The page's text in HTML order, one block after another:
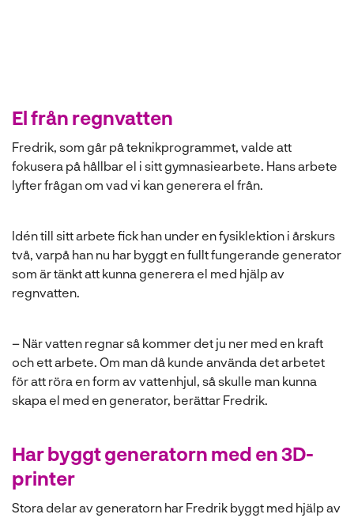
El från regnvatten
Fredrik, som går på teknikprogrammet, valde att
fokusera på hållbar el i sitt gymnasiearbete. Hans arbete
lyfter frågan om vad vi kan generera el från.
Idén till sitt arbete fick han under en fysiklektion i årskurs
två, varpå han nu har byggt en fullt fungerande generator
som är tänkt att kunna generera el med hjälp av
regnvatten.
– När vatten regnar så kommer det ju ner med en kraft
och ett arbete. Om man då kunde använda det arbetet
för att röra en form av vattenhjul, så skulle man kunna
skapa el med en generator, berättar Fredrik.
Har byggt generatorn med en 3D-
printer
Stora delar av generatorn har Fredrik byggt med hjälp av